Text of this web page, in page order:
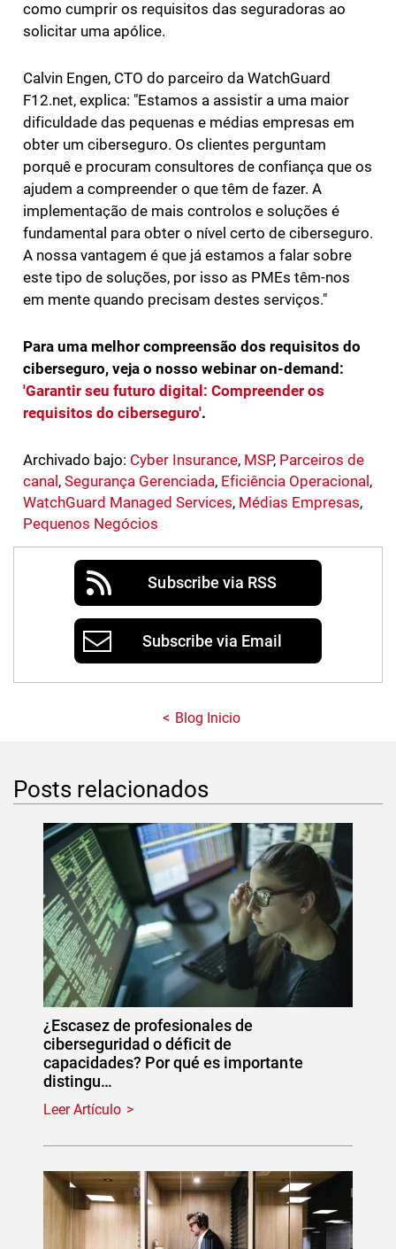
como cumprir os requisitos das seguradoras ao
solicitar uma apólice.
Calvin Engen, CTO do parceiro da WatchGuard
F12.net, explica: "Estamos a assistir a uma maior
dificuldade das pequenas e médias empresas em
obter um ciberseguro. Os clientes perguntam
porquê e procuram consultores de confiança que os
ajudem a compreender o que têm de fazer. A
implementação de mais controlos e soluções é
fundamental para obter o nível certo de ciberseguro.
A nossa vantagem é que já estamos a falar sobre
este tipo de soluções, por isso as PMEs têm-nos
em mente quando precisam destes serviços."
Para uma melhor compreensão dos requisitos do
ciberseguro, veja o nosso webinar on-demand:
'Garantir seu futuro digital: Compreender os
requisitos do ciberseguro'.
Archivado bajo: Cyber Insurance, MSP, Parceiros de
canal , Segurança Gerenciada, Eficiência Operacional ,
WatchGuard Managed Services, Médias Empresas,
Pequenos Negócios
Subscribe via RSS
Subscribe via Email
Blog Inicio
Posts relacionados
¿Escasez de profesionales de
ciberseguridad o déficit de
capacidades? Por qué es importante
distingu…
Leer Artículo